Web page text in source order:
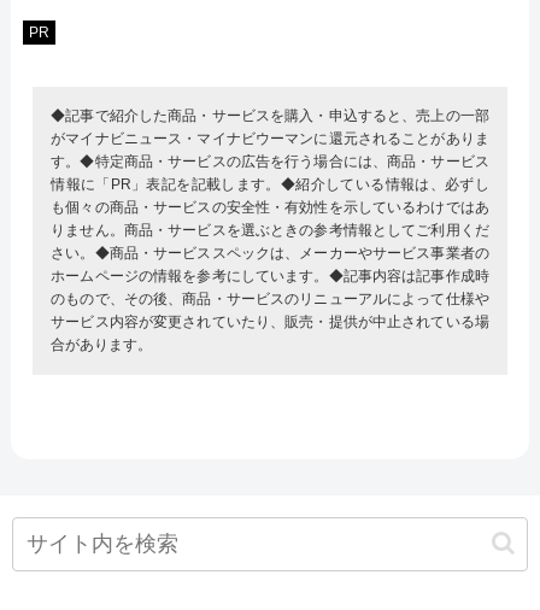
PR
◆記事で紹介した商品・サービスを購入・申込すると、売上の一部
がマイナビニュース・マイナビウーマンに還元されることがありま
す。◆特定商品・サービスの広告を行う場合には、商品・サービス
情報に「PR」表記を記載します。◆紹介している情報は、必ずし
も個々の商品・サービスの安全性・有効性を示しているわけではあ
りません。商品・サービスを選ぶときの参考情報としてご利用くだ
さい。◆商品・サービススペックは、メーカーやサービス事業者の
ホームページの情報を参考にしています。◆記事内容は記事作成時
のもので、その後、商品・サービスのリニューアルによって仕様や
サービス内容が変更されていたり、販売・提供が中止されている場
合があります。